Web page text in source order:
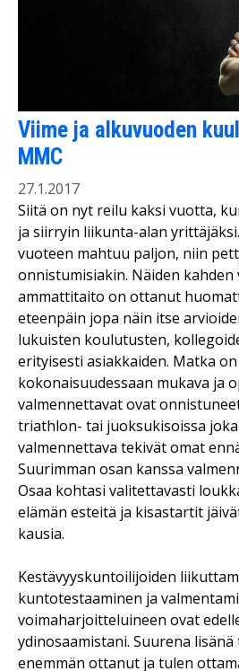
Viime ja alkuvuoden
MMC
27.1.2017
Siitä on nyt reilu kaksi vuotta,
ja siirryin liikunta-alan
vuoteen mahtuu paljon, niin
onnistumisiakin. Näiden kahden
ammattitaito on ottanut
eteenpäin jopa näin itse
lukuisten koulutusten,
erityisesti asiakkaiden. Matka
kokonaisuudessaan mukava ja
valmennettavat ovat
triathlon- tai juoksukisoissa
valmennettava tekivät omat
Suurimman osan kanssa
Osaa kohtasi valitettavasti
elämän esteitä ja kisastartit
kausia.
Kestävyyskuntoilijoiden
kuntotestaaminen ja
voimaharjoitteluineen ovat
ydinosaamistani. Suurena
enemmän ottanut ja tulen